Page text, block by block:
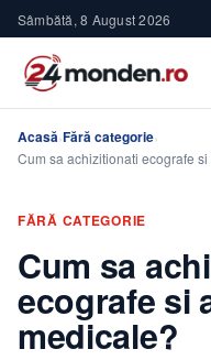
Sâmbătă, 8 August 2026
Acasă›Fără categorie›
Cum sa achizitionati ecografe
FĂRĂ CATEGORIE
Cum sa
ecografe si
medicale?